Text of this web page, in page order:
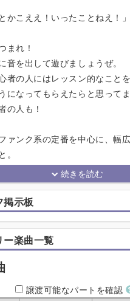
かこええ！いったことねえ！」
まれ！
音を出して遊びましょうぜ。
者の人にはレッスン的なこと
になってもらえたらと思ってま
の人も！
ァンク系の定番を中心に、幅
。
掲示板
ー楽曲一覧
譲渡可能なパートを確認